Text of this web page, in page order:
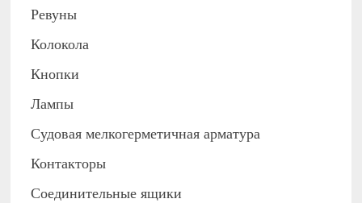
Ревуны
Колокола
Кнопки
Лампы
Судовая мелкогерметичная арматура
Контакторы
Соединительные ящики